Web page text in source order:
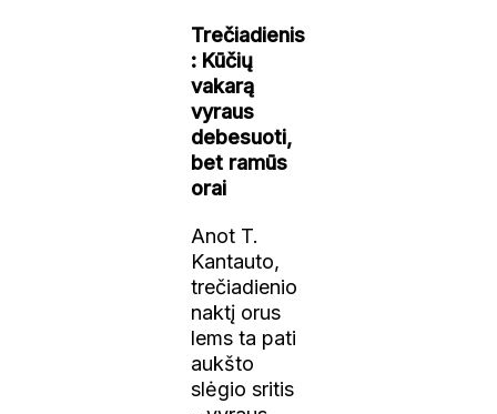
Trečiadienis
: Kūčių
vakarą
vyraus
debesuoti,
bet ramūs
orai
Anot T.
Kantauto,
trečiadienio
naktį orus
lems ta pati
aukšto
slėgio sritis